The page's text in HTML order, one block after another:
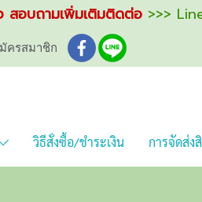
สอบถามเพิ่มเติมติดต่อ >>>
ครสมาชิก
วิธีสั่งซื้อ/ชำระเงิน การจัดส่ง